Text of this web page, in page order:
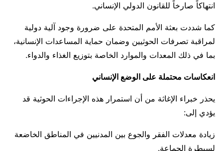
انتهاكاً صارخاً للقانون الدولي الإنساني.
كما شددت بعثة الأمم المتحدة على ضرورة وجود آلية دولية
لمراقبة تصرفات الحوثيين وضمان حماية المساعدات الإنسانية،
بما في ذلك المعدات والموارد الخاصة بتوزيع الغذاء والدواء.
انعكاسات محتملة على الوضع الإنساني
يحذر خبراء الإغاثة من أن استمرار هذه الإجراءات الحوثية قد
يؤدي إلى:
زيادة معدلات الفقر والجوع بين المدنيين في المناطق الخاضعة
لسيطرة الجماعة.